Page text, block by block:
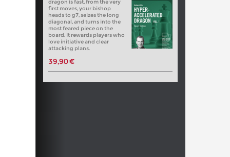
dragon is fast, from the very
first moves, your bishop
heads to g7, seizes the long
diagonal, and turns into the
most feared piece on the
board. It rewards players who
love initiative and clear
attacking plans.
39,90 €